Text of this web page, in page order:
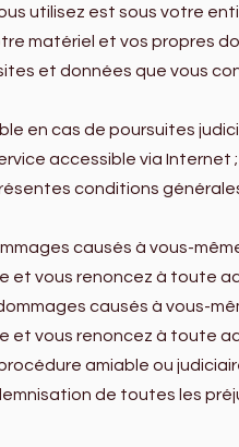
utilisez est sous votre
matériel et vos propres
et données que vous
en cas de poursuites
accessible via Internet ;
conditions
causés à vous-
et vous renoncez à toute
causés à vous-
et vous renoncez à toute
amiable ou
de toutes les